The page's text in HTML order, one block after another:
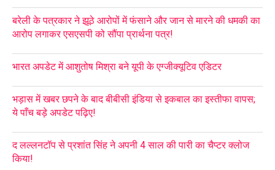
बरेली के पत्रकार ने झूठे आरोपों में फंसाने और जान से मारने की धमकी का
आरोप लगाकर एसएसपी को सौंपा प्रार्थना पत्र!
भारत अपडेट में आशुतोष मिश्रा बने यूपी के एग्जीक्यूटिव एडिटर
भड़ास में खबर छपने के बाद बीबीसी इंडिया से इकबाल का इस्तीफा वापस;
ये पाँच बड़े अपडेट पढ़िए!
द लल्लनटॉप से प्रशांत सिंह ने अपनी 4 साल की पारी का चैप्टर क्लोज
किया!